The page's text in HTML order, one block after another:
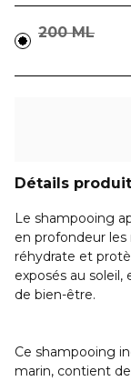
200 ML
Détails produit
Le shampooing
en profondeur les
réhydrate et
exposés au
de bien-être.
Ce shampooing
marin, contient